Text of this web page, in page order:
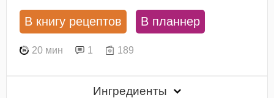
В книгу рецептов В планнер
20 мин 1 189
Ингредиенты